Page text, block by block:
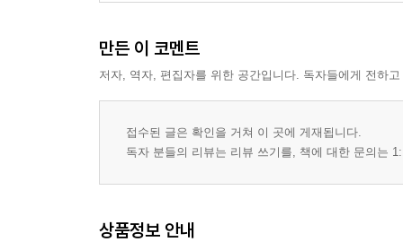
만든 이 코멘트
저자, 역자, 편집자를 위한 공간입니다. 독자들에게 전하
접수된 글은 확인을 거쳐 이 곳에 게재됩니다.
독자 분들의 리뷰는 리뷰 쓰기를, 책에 대한 문의는
상품정보 안내